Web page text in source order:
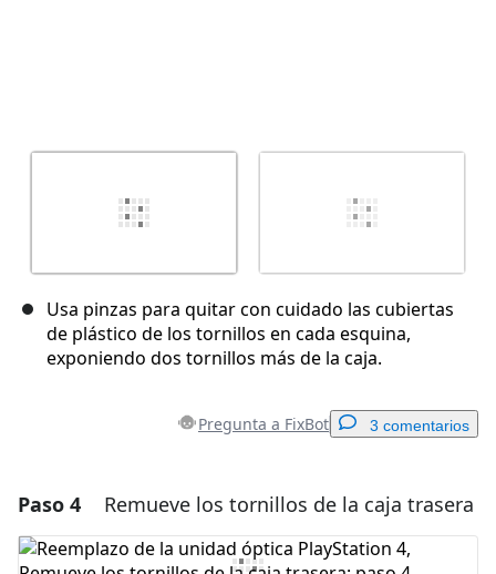
Usa pinzas para quitar con cuidado las cubiertas
de plástico de los tornillos en cada esquina,
exponiendo dos tornillos más de la caja.
Pregunta a FixBot 3 comentarios
Agregar un comentario
Agregar Comentario
Paso 4 Remueve los tornillos de la caja trasera